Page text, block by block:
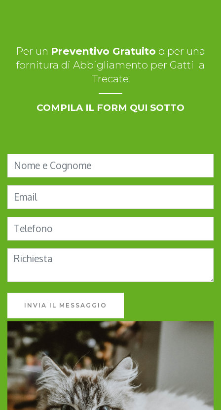
Per un Preventivo Gratuito o per una
fornitura di Abbigliamento per Gatti a
Trecate
COMPILA IL FORM QUI SOTTO
INVIA IL MESSAGGIO